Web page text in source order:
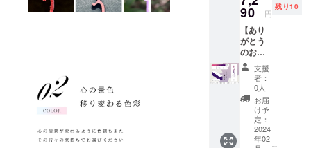
キャン
セルは
できま
せん
が、リ
ターン
配送予
定月か
ら4か月
を超え
た場合
には、
ご希望
た場
合、製
造工程
上の都
合や配
送作業
等にに
より出
荷時期
が送れ
る場合
ござい
良のた
め、お
香本体
や化粧
箱、付
属品な
どのデ
ザイ
ン・仕
様は一
部変更
になる
可能性
にもこ
だわり
まし
た。 お
香立て
も付属
してお
りすぐ
にご利
用いた
だけま
す。 ※
直径
意数
量》 限
定10個
《お届
け予
定》
2024年
2月下旬
より順
次発送
大切な
方への
贈り物
90 円
残り10
【あり
がとう
のお香
３本】
※1本入
りの箱
が3段に
なった
お重で
す。
《色》
支援
者：
0人
お届
け予
定：
2024
年02